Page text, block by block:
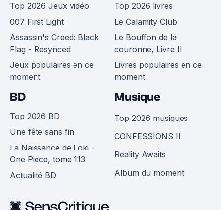
Top 2026 Jeux vidéo
007 First Light
Assassin's Creed: Black
Flag - Resynced
Jeux populaires en ce
moment
Top 2026 livres
Le Calamity Club
Le Bouffon de la
couronne, Livre II
Livres populaires en ce
moment
BD
Top 2026 BD
Une fête sans fin
La Naissance de Loki -
One Piece, tome 113
Actualité BD
Musique
Top 2026 musiques
CONFESSIONS II
Reality Awaits
Album du moment